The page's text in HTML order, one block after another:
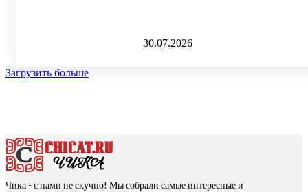
30.07.2026
Загрузить больше
Чика - с нами не скучно! Мы собрали самые интересные и